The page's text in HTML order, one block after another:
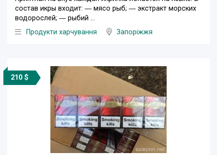
состав икры входит: ― мясо рыб; ― экстракт морских
водорослей; ― рыбий ...
Продукти харчування
Запоріжжя
210 $